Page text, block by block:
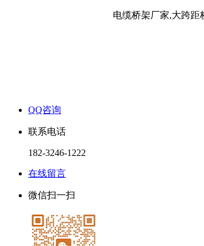
电缆桥架厂家,大跨距
QQ咨询
联系电话
182-3246-1222
在线留言
微信扫一扫